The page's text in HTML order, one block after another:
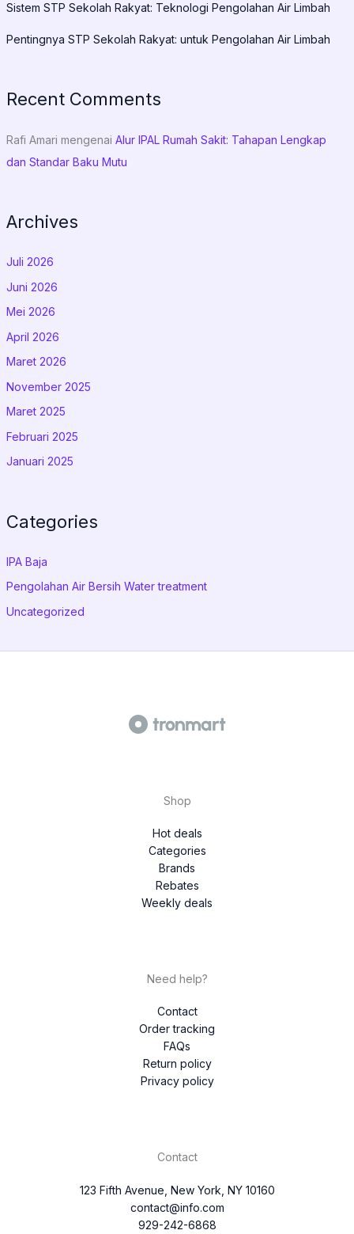
Sistem STP Sekolah Rakyat: Teknologi Pengolahan Air Limbah
Pentingnya STP Sekolah Rakyat: untuk Pengolahan Air Limbah
Recent Comments
Rafi Amari mengenai Alur IPAL Rumah Sakit: Tahapan Lengkap
dan Standar Baku Mutu
Archives
Juli 2026
Juni 2026
Mei 2026
April 2026
Maret 2026
November 2025
Maret 2025
Februari 2025
Januari 2025
Categories
IPA Baja
Pengolahan Air Bersih Water treatment
Uncategorized
Shop
Hot deals
Categories
Brands
Rebates
Weekly deals
Need help?
Contact
Order tracking
FAQs
Return policy
Privacy policy
Contact
123 Fifth Avenue, New York, NY 10160
contact@info.com
929-242-6868